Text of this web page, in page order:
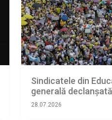
Sindicatele din
generală
28.07.2026